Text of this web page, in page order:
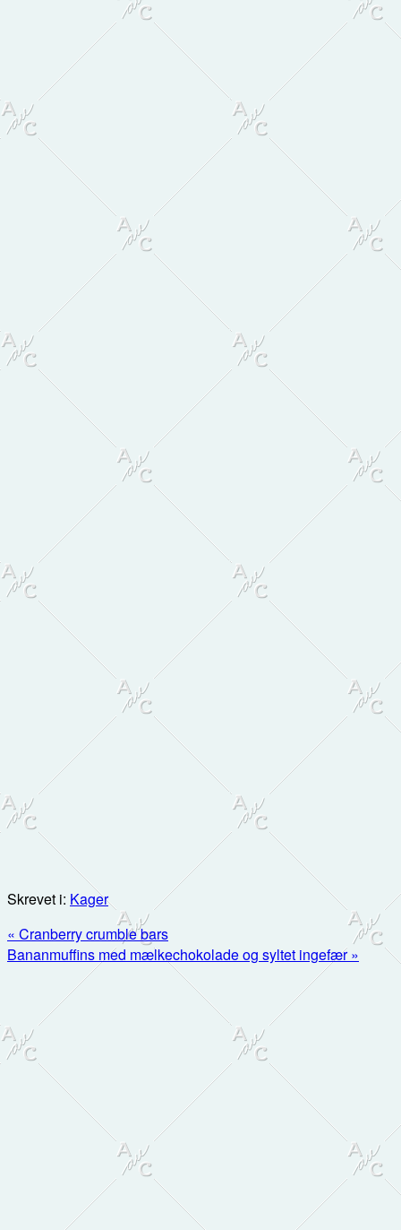
Skrevet i: Kager
Previous
Post:
« Cranberry crumble bars
Next
Bananmuffins med mælkechokolade og syltet ingefær »
Primær
Sidebar